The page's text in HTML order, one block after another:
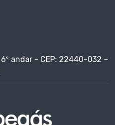
andar - CEP: 22440-032 –